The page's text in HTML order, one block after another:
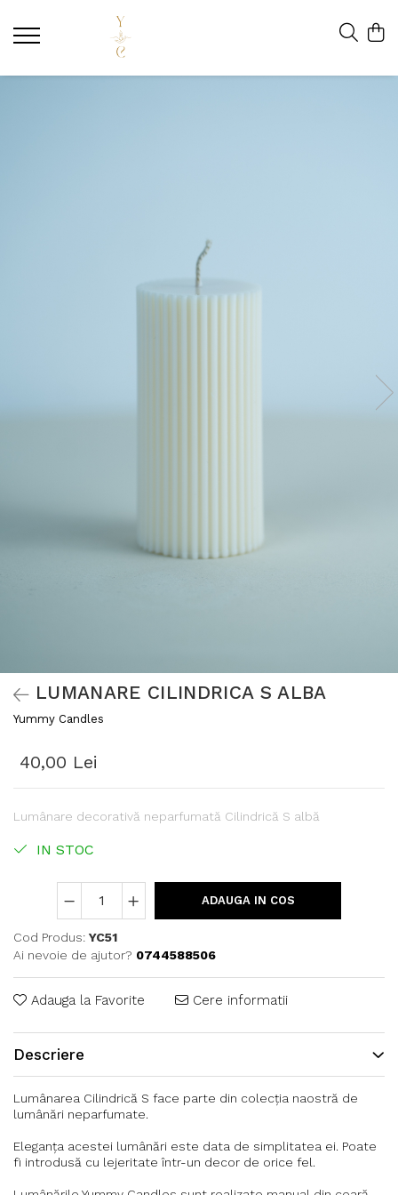
LUMANARE CILINDRICA S ALBA
Yummy Candles
40,00 Lei
Lumânare decorativă neparfumată Cilindrică S albă
IN STOC
ADAUGA IN COS
Cod Produs: YC51
Ai nevoie de ajutor? 0744588506
Adauga la Favorite Cere informatii
Descriere
Lumânarea Cilindrică S face parte din colecția naostră de
lumânări neparfumate.
Eleganța acestei lumânări este data de simplitatea ei. Poate
fi introdusă cu lejeritate într-un decor de orice fel.